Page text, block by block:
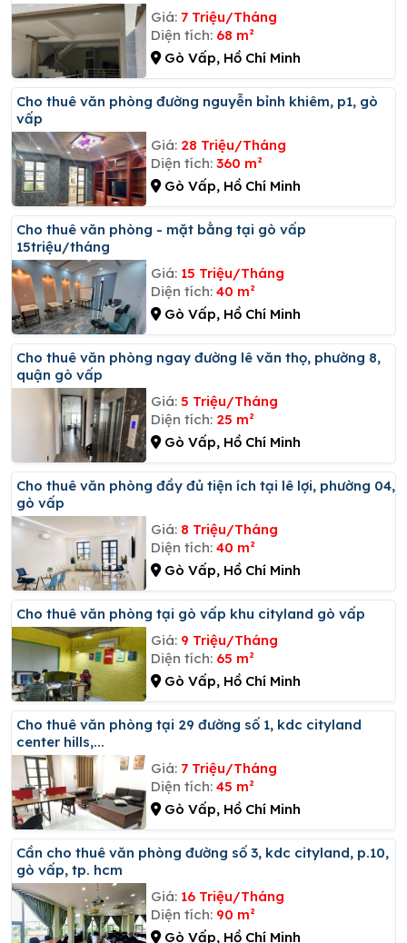
Giá: 7 Triệu/Tháng
Diện tích: 68 m²
Gò Vấp, Hồ Chí Minh
Cho thuê văn phòng đường nguyễn bỉnh khiêm, p1, gò
vấp
Giá: 28 Triệu/Tháng
Diện tích: 360 m²
Gò Vấp, Hồ Chí Minh
Cho thuê văn phòng - mặt bằng tại gò vấp
15triệu/tháng
Giá: 15 Triệu/Tháng
Diện tích: 40 m²
Gò Vấp, Hồ Chí Minh
Cho thuê văn phòng ngay đường lê văn thọ, phường 8,
quận gò vấp
Giá: 5 Triệu/Tháng
Diện tích: 25 m²
Gò Vấp, Hồ Chí Minh
Cho thuê văn phòng đầy đủ tiện ích tại lê lợi, phường 04,
gò vấp
Giá: 8 Triệu/Tháng
Diện tích: 40 m²
Gò Vấp, Hồ Chí Minh
Cho thuê văn phòng tại gò vấp khu cityland gò vấp
Giá: 9 Triệu/Tháng
Diện tích: 65 m²
Gò Vấp, Hồ Chí Minh
Cho thuê văn phòng tại 29 đường số 1, kdc cityland
center hills,...
Giá: 7 Triệu/Tháng
Diện tích: 45 m²
Gò Vấp, Hồ Chí Minh
Cần cho thuê văn phòng đường số 3, kdc cityland, p.10,
gò vấp, tp. hcm
Giá: 16 Triệu/Tháng
Diện tích: 90 m²
Gò Vấp, Hồ Chí Minh